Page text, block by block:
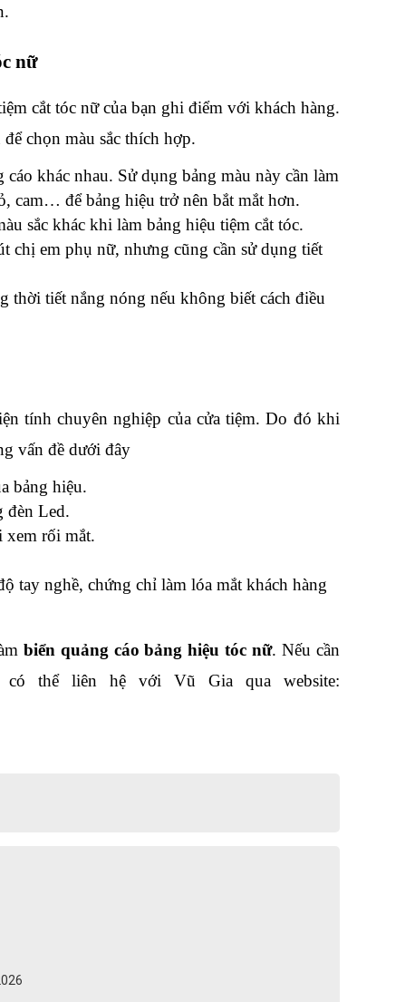
nữ
cắt tóc nữ của bạn ghi điểm với khách hàng.
chọn màu sắc thích hợp.
khác nhau. Sử dụng bảng màu này cần làm
cam… để bảng hiệu trở nên bắt mắt hơn.
sắc khác khi làm bảng hiệu tiệm cắt tóc.
chị em phụ nữ, nhưng cũng cần sử dụng tiết
thời tiết nắng nóng nếu không biết cách điều
vấn đề dưới đây
bảng hiệu.
đèn Led.
xem rối mắt.
tay nghề, chứng chỉ làm lóa mắt khách hàng
biển quảng cáo bảng hiệu tóc nữ. Nếu cần